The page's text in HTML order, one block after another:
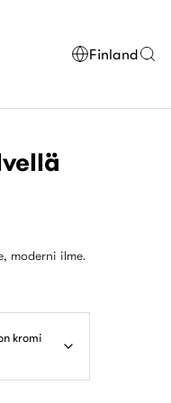
Finland
moderni ilme.
kromi